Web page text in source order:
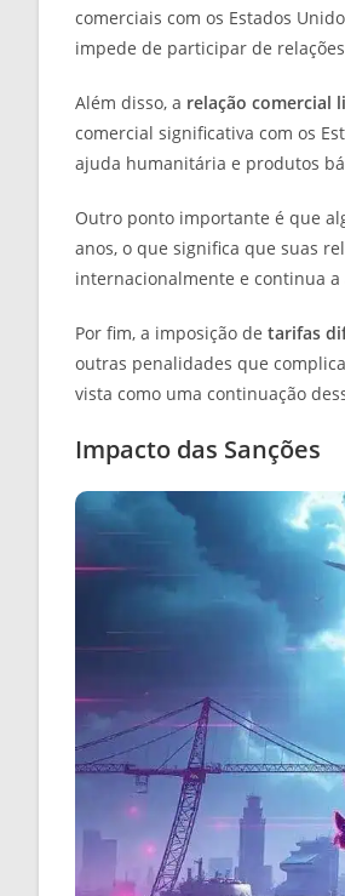
comerciais com os Estados
impede de participar de
Além disso, a relação comercial
comercial significativa com os
ajuda humanitária e produtos
Outro ponto importante é que
anos, o que significa que suas
internacionalmente e continua
Por fim, a imposição de tarifas
outras penalidades que
vista como uma continuação
Impacto das Sanções